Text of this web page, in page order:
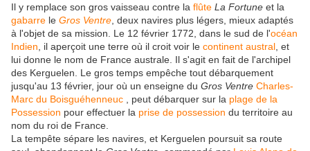
Il y remplace son gros vaisseau contre la flûte La Fortune et la
gabarre le Gros Ventre , deux navires plus légers, mieux adaptés
à l'objet de sa mission. Le 12 février 1772 , dans le sud de l'océan
Indien , il aperçoit une terre où il croit voir le continent austral , et
lui donne le nom de France australe. Il s'agit en fait de l'archipel
des Kerguelen. Le gros temps empêche tout débarquement
jusqu'au 13 février, jour où un enseigne du Gros Ventre Charles-
Marc du Boisguéhenneuc , peut débarquer sur la plage de la
Possession pour effectuer la prise de possession du territoire au
nom du roi de France.
La tempête sépare les navires, et Kerguelen poursuit sa route